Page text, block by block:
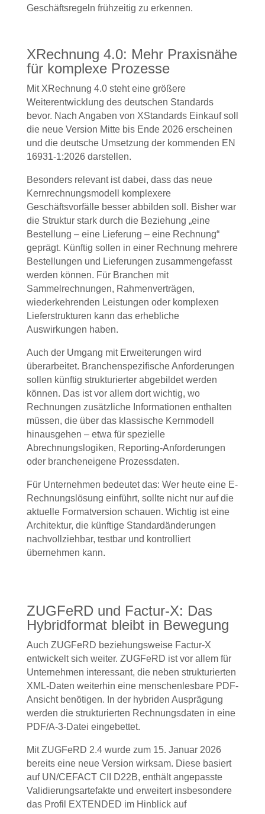
Geschäftsregeln frühzeitig zu erkennen.
XRechnung 4.0: Mehr Praxisnähe
für komplexe Prozesse
Mit XRechnung 4.0 steht eine größere
Weiterentwicklung des deutschen Standards
bevor. Nach Angaben von XStandards Einkauf soll
die neue Version Mitte bis Ende 2026 erscheinen
und die deutsche Umsetzung der kommenden EN
16931-1:2026 darstellen.
Besonders relevant ist dabei, dass das neue
Kernrechnungsmodell komplexere
Geschäftsvorfälle besser abbilden soll. Bisher war
die Struktur stark durch die Beziehung „eine
Bestellung – eine Lieferung – eine Rechnung“
geprägt. Künftig sollen in einer Rechnung mehrere
Bestellungen und Lieferungen zusammengefasst
werden können. Für Branchen mit
Sammelrechnungen, Rahmenverträgen,
wiederkehrenden Leistungen oder komplexen
Lieferstrukturen kann das erhebliche
Auswirkungen haben.
Auch der Umgang mit Erweiterungen wird
überarbeitet. Branchenspezifische Anforderungen
sollen künftig strukturierter abgebildet werden
können. Das ist vor allem dort wichtig, wo
Rechnungen zusätzliche Informationen enthalten
müssen, die über das klassische Kernmodell
hinausgehen – etwa für spezielle
Abrechnungslogiken, Reporting-Anforderungen
oder brancheneigene Prozessdaten.
Für Unternehmen bedeutet das: Wer heute eine E-
Rechnungslösung einführt, sollte nicht nur auf die
aktuelle Formatversion schauen. Wichtig ist eine
Architektur, die künftige Standardänderungen
nachvollziehbar, testbar und kontrolliert
übernehmen kann.
ZUGFeRD und Factur-X: Das
Hybridformat bleibt in Bewegung
Auch ZUGFeRD beziehungsweise Factur-X
entwickelt sich weiter. ZUGFeRD ist vor allem für
Unternehmen interessant, die neben strukturierten
XML-Daten weiterhin eine menschenlesbare PDF-
Ansicht benötigen. In der hybriden Ausprägung
werden die strukturierten Rechnungsdaten in eine
PDF/A-3-Datei eingebettet.
Mit ZUGFeRD 2.4 wurde zum 15. Januar 2026
bereits eine neue Version wirksam. Diese basiert
auf UN/CEFACT CII D22B, enthält angepasste
Validierungsartefakte und erweitert insbesondere
das Profil EXTENDED im Hinblick auf